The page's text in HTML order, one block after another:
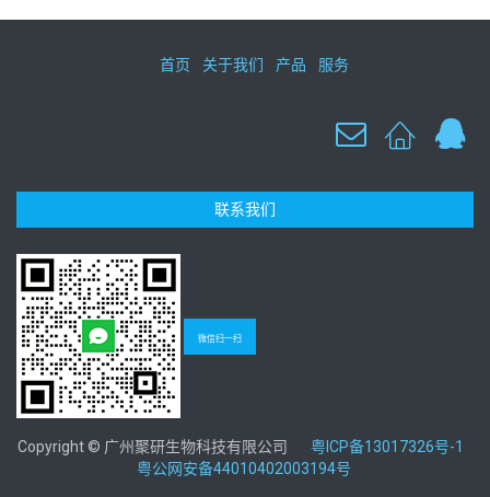
首页 关于我们 产品 服务
联系我们
微信扫一扫
Copyright © 广州聚研生物科技有限公司 粤ICP备13017326号-1
粤公网安备44010402003194号